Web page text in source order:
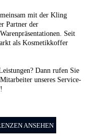
mit der Kling
Partner der
Seit
als Kosmetikkoffer
Dann rufen Sie
unseres Service-
ANSEHEN